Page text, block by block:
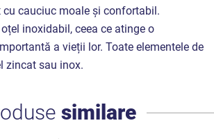
cu cauciuc moale și confortabil.
inoxidabil, ceea ce atinge o
a vieții lor. Toate elementele de
zincat sau inox.
similare